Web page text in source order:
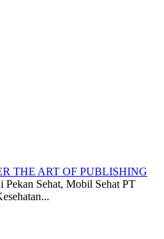
THE ART OF PUBLISHING
Pekan Sehat, Mobil Sehat PT